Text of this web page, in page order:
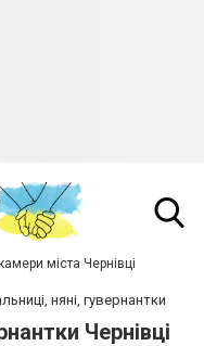
міста Чернівці
няні, гувернантки
Чернівці